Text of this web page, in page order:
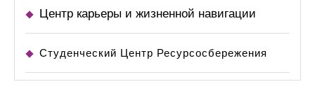
Центр карьеры и жизненной навигации
Студенческий Центр Ресурсосбережения